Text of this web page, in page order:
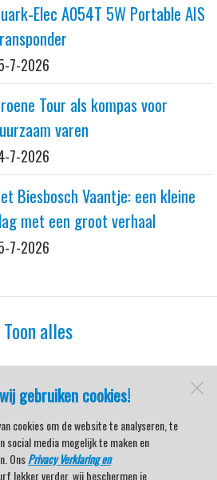
wij gebruiken cookies!
cookies om de website te analyseren, te
social media mogelijk te maken en
OnsPrivacy Verklaring en
lekker verder, wij beschermen je
Elec A054T 5W Portable AIS
7-2026
Tour als kompas voor
varen
7-2026
Biesbosch Vaantje: een kleine
met een groot verhaal
7-2026
Toon alles
watersport-tv
Lemmer